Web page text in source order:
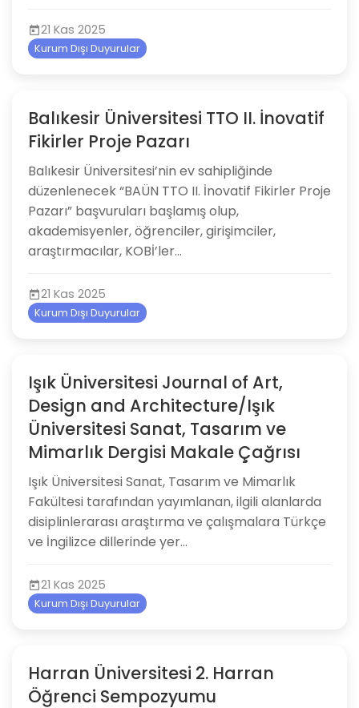
21 Kas 2025
Kurum Dışı Duyurular
Balıkesir Üniversitesi TTO II. İnovatif
Fikirler Proje Pazarı
Balıkesir Üniversitesi’nin ev sahipliğinde
düzenlenecek “BAÜN TTO II. İnovatif Fikirler Proje
Pazarı” başvuruları başlamış olup,
akademisyenler, öğrenciler, girişimciler,
araştırmacılar, KOBİ’ler...
21 Kas 2025
Kurum Dışı Duyurular
Işık Üniversitesi Journal of Art,
Design and Architecture/Işık
Üniversitesi Sanat, Tasarım ve
Mimarlık Dergisi Makale Çağrısı
Işık Üniversitesi Sanat, Tasarım ve Mimarlık
Fakültesi tarafından yayımlanan, ilgili alanlarda
disiplinlerarası araştırma ve çalışmalara Türkçe
ve İngilizce dillerinde yer...
21 Kas 2025
Kurum Dışı Duyurular
Harran Üniversitesi 2. Harran
Öğrenci Sempozyumu